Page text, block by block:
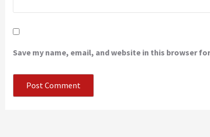
Save my name, email, and website in this browser